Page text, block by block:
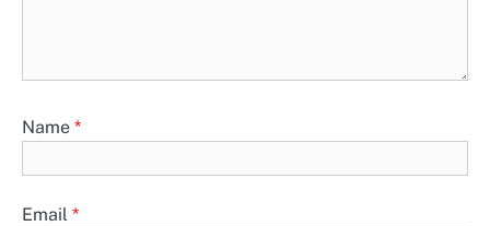
Name *
Email *